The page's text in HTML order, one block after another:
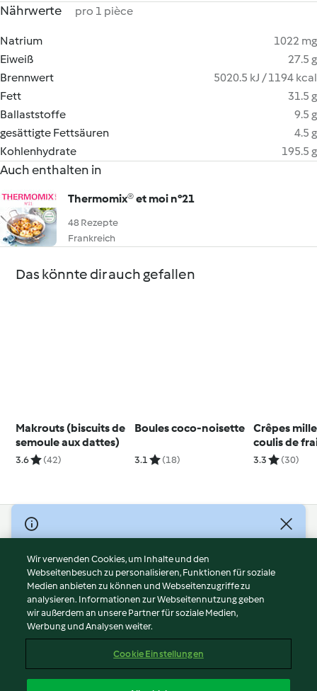
Nährwerte pro 1 pièce
Natrium
1022 mg
Eiweiß
27.5 g
Brennwert
5020.5 kJ / 1194 kcal
Fett
31.5 g
Ballaststoffe
9.5 g
gesättigte Fettsäuren
4.5 g
Kohlenhydrate
195.5 g
Auch enthalten in
Thermomix® et moi n°21
48 Rezepte
Frankreich
Das könnte dir auch gefallen
Makrouts (biscuits de
semoule aux dattes)
3.6 (42)
Boules coco-noisette
3.1 (18)
Crêpes
coulis de
3.3 (30)
© Copyright 2026
Nutzungsbedingungen
Datenschutzrichtlinien
Disclaimer
Impressum
Cookies
Abo kündigen
Wir verwenden Cookies, um Inhalte und den
Webseitenbesuch zu personalisieren, Funktionen für soziale
Medien anbieten zu können und Webseitenzugriffe zu
analysieren. Informationen zur Webseitennutzung geben
wir außerdem an unsere Partner für soziale Medien,
Werbung und Analysen weiter.
Cookie Einstellungen